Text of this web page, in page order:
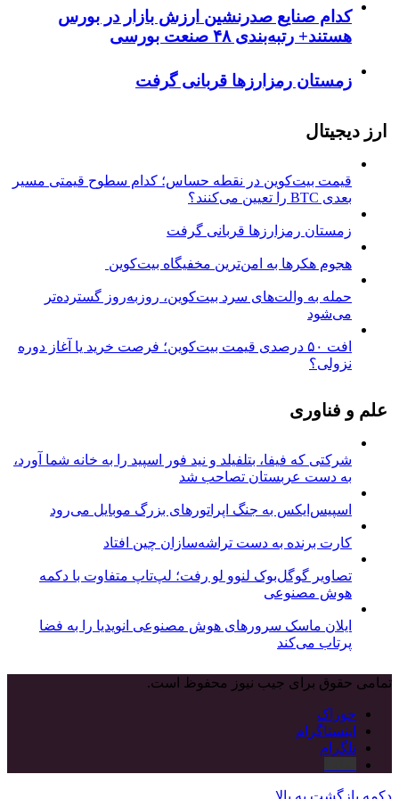
کدام صنایع صدرنشین‌ ارزش بازار در بورس
هستند+ رتبه‌بندی ۴۸ صنعت بورسی
زمستان رمزارزها قربانی گرفت
ارز دیجیتال
قیمت بیت‌کوین در نقطه حساس؛ کدام سطوح قیمتی مسیر
بعدی BTC را تعیین می‌کنند؟
زمستان رمزارزها قربانی گرفت
هجوم هکرها به امن‌ترین مخفیگاه بیت‌کوین
حمله به والت‌های سرد بیت‌کوین، روزبه‌روز گسترده‌تر
می‌شود
افت ۵۰ درصدی قیمت بیت‌کوین؛ فرصت خرید یا آغاز دوره
نزولی؟
علم و فناوری
شرکتی که فیفا، بتلفیلد و نید فور اسپید را به خانه شما آورد،
به دست عربستان تصاحب شد
اسپیس‌ایکس به جنگ اپراتورهای بزرگ موبایل می‌رود
کارت برنده به دست تراشه‌سازان چین افتاد
تصاویر گوگل‌بوک لنوو لو رفت؛ لپ‌تاپ متفاوت با دکمه
هوش مصنوعی
ایلان ماسک سرورهای هوش مصنوعی انویدیا را به فضا
پرتاب می‌کند
تمامی حقوق برای جیب نیوز محفوظ است.
خوراک
اینستاگرام
تلگرام